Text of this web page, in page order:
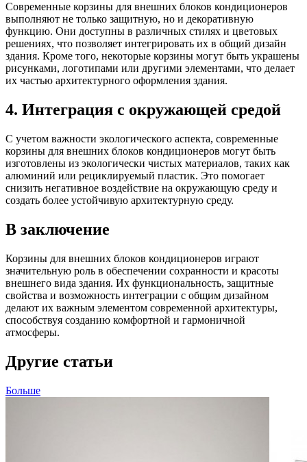
Современные корзины для внешних блоков кондиционеров
выполняют не только защитную, но и декоративную
функцию. Они доступны в различных стилях и цветовых
решениях, что позволяет интегрировать их в общий дизайн
здания. Кроме того, некоторые корзины могут быть украшены
рисунками, логотипами или другими элементами, что делает
их частью архитектурного оформления здания.
4. Интеграция с окружающей средой
С учетом важности экологического аспекта, современные
корзины для внешних блоков кондиционеров могут быть
изготовлены из экологически чистых материалов, таких как
алюминий или рециклируемый пластик. Это помогает
снизить негативное воздействие на окружающую среду и
создать более устойчивую архитектурную среду.
В заключение
Корзины для внешних блоков кондиционеров играют
значительную роль в обеспечении сохранности и красоты
внешнего вида здания. Их функциональность, защитные
свойства и возможность интеграции с общим дизайном
делают их важным элементом современной архитектуры,
способствуя созданию комфортной и гармоничной
атмосферы.
Другие статьи
Больше